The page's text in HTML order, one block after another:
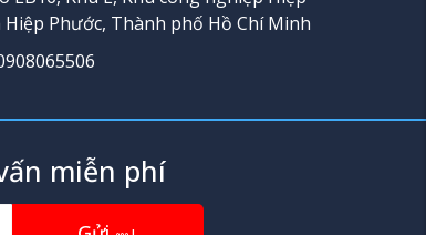
Hiệp Phước, Thành phố Hồ Chí Minh
miễn phí